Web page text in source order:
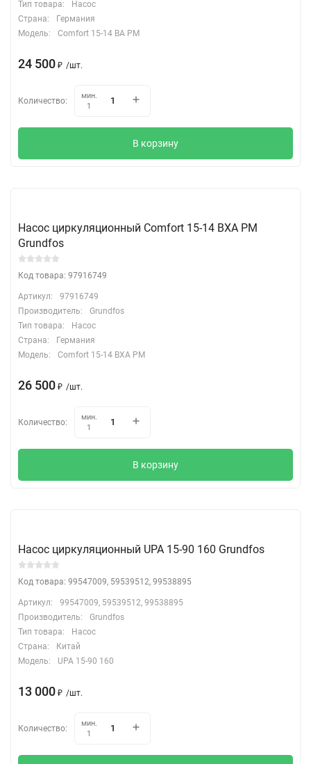
Тип товара:
Насос
Страна:
Германия
Модель:
Comfort 15-14 BA PM
24 500 ₽ /шт.
Количество:
мин.
1
В корзину
Насос циркуляционный Comfort 15-14 BXA PM
Grundfos
Код товара: 97916749
Артикул:
97916749
Производитель:
Grundfos
Тип товара:
Насос
Страна:
Германия
Модель:
Comfort 15-14 BXA PM
26 500 ₽ /шт.
Количество:
мин.
1
В корзину
Насос циркуляционный UPA 15-90 160 Grundfos
Код товара: 99547009, 59539512, 99538895
Артикул:
99547009, 59539512, 99538895
Производитель:
Grundfos
Тип товара:
Насос
Страна:
Китай
Модель:
UPA 15-90 160
13 000 ₽ /шт.
Количество:
мин.
1